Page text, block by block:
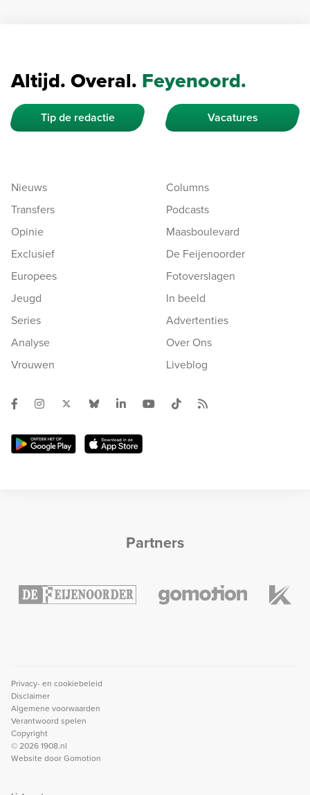
Altijd. Overal. Feyenoord.
Tip de redactie Vacatures
Nieuws
Transfers
Opinie
Exclusief
Europees
Jeugd
Series
Analyse
Vrouwen
Columns
Podcasts
Maasboulevard
De Feijenoorder
Fotoverslagen
In beeld
Advertenties
Over Ons
Liveblog
Partners
Privacy- en cookiebeleid
Disclaimer
Algemene voorwaarden
Verantwoord spelen
Copyright
© 2026 1908.nl
Website doorGomotion